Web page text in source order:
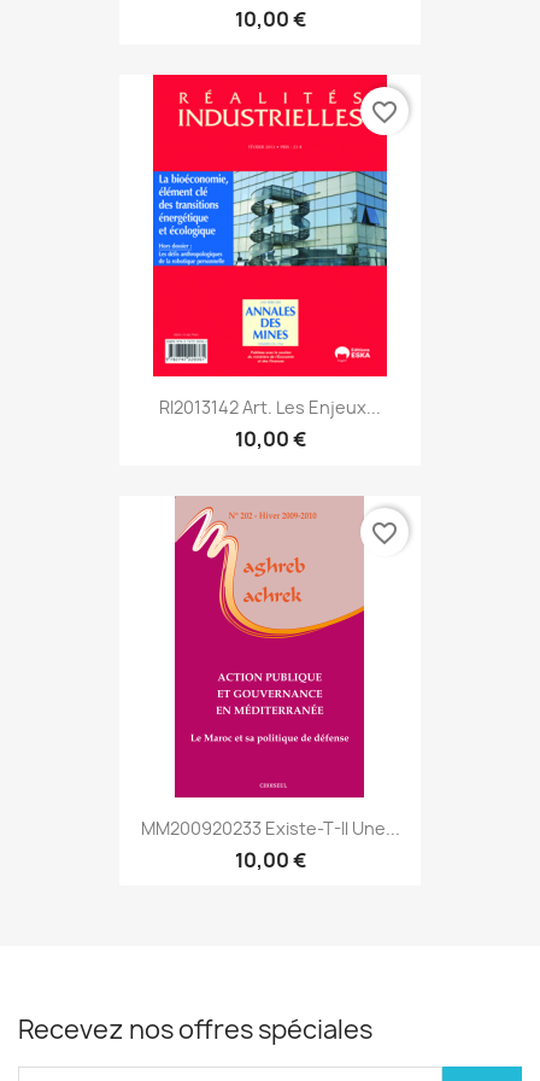
10,00 €
RI2013142 Art. Les Enjeux...
10,00 €
favorite_border
MM200920233 Existe-T-Il Une...
10,00 €
favorite_border
Recevez nos offres spéciales